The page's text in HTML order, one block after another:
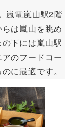
嵐電嵐山駅2階
は嵐山を眺め
下には嵐山駅
のフードコー
に最適です。